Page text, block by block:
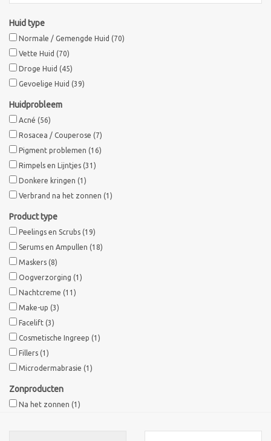
Huid type
Normale / Gemengde Huid (70)
Vette Huid (70)
Droge Huid (45)
Gevoelige Huid (39)
Huidprobleem
Acné (56)
Rosacea / Couperose (7)
Pigment problemen (16)
Rimpels en Lijntjes (31)
Donkere kringen (1)
Verbrand na het zonnen (1)
Product type
Peelings en Scrubs (19)
Serums en Ampullen (18)
Maskers (8)
Oogverzorging (1)
Nachtcreme (11)
Make-up (3)
Facelift (3)
Cosmetische Ingreep (1)
Fillers (1)
Microdermabrasie (1)
Zonproducten
Na het zonnen (1)